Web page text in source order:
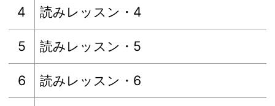
4 読みレッスン・4
5 読みレッスン・5
6 読みレッスン・6